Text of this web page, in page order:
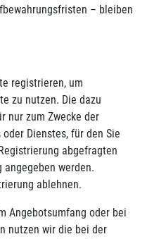
– bleiben
registrieren, um
zu nutzen. Die dazu
nur zum Zwecke der
Dienstes, für den Sie
abgefragten
werden.
ablehnen.
Angebotsumfang oder bei
nutzen wir die bei der